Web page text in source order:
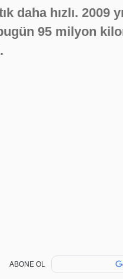
daha hızlı. 2009
95 milyon
ABONE OL